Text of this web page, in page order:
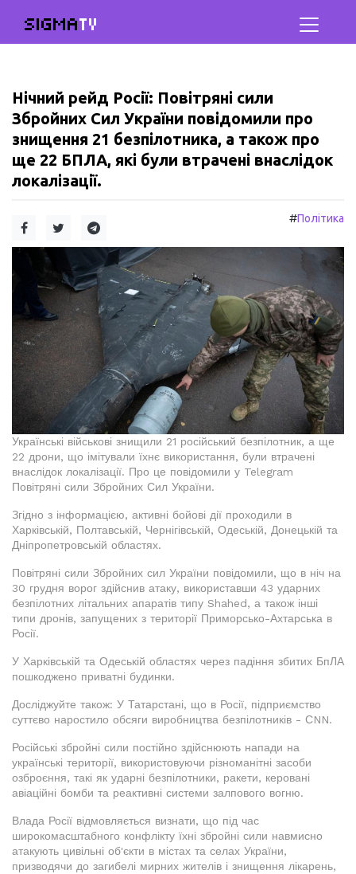
SIGMATV
Нічний рейд Росії: Повітряні сили
Збройних Сил України повідомили про
знищення 21 безпілотника, а також про
ще 22 БПЛА, які були втрачені внаслідок
локалізації.
#Політика
Українські військові знищили 21 російський безпілотник, а ще
22 дрони, що імітували їхнє використання, були втрачені
внаслідок локалізації. Про це повідомили у Telegram
Повітряні сили Збройних Сил України.
Згідно з інформацією, активні бойові дії проходили в
Харківській, Полтавській, Чернігівській, Одеській, Донецькій та
Дніпропетровській областях.
Повітряні сили Збройних сил України повідомили, що в ніч на
30 грудня ворог здійснив атаку, використавши 43 ударних
безпілотних літальних апаратів типу Shahed, а також інші
типи дронів, запущених з території Приморсько-Ахтарська в
Росії.
У Харківській та Одеській областях через падіння збитих БпЛА
пошкоджено приватні будинки.
Досліджуйте також: У Татарстані, що в Росії, підприємство
суттєво наростило обсяги виробництва безпілотників - СNN.
Російські збройні сили постійно здійснюють напади на
українські території, використовуючи різноманітні засоби
озброєння, такі як ударні безпілотники, ракети, керовані
авіаційні бомби та реактивні системи залпового вогню.
Влада Росії відмовляється визнати, що під час
широкомасштабного конфлікту їхні збройні сили навмисно
атакують цивільні об'єкти в містах та селах України,
призводячи до загибелі мирних жителів і знищення лікарень,